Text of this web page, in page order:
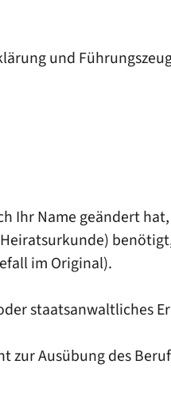
und
Ihr Name geändert
im Original).
staatsanwaltliches
Ausübung des